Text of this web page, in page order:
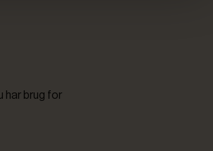
har brug for